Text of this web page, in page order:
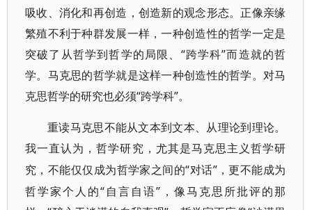
吸收、消化和再创造，创造新的观念形态。正像亲缘
繁殖不利于种群发展一样，一种创造性的哲学一定是
突破了从哲学到哲学的局限、“跨学科”而造就的哲
学。马克思的哲学就是这样一种创造性的哲学。对马
克思哲学的研究也必须“跨学科”。
重读马克思不能从文本到文本、从理论到理论。
我一直认为，哲学研究，尤其是马克思主义哲学研
究，不能仅仅成为哲学家之间的“对话”，更不能成为
哲学家个人的“自言自语”，像马克思所批评的那